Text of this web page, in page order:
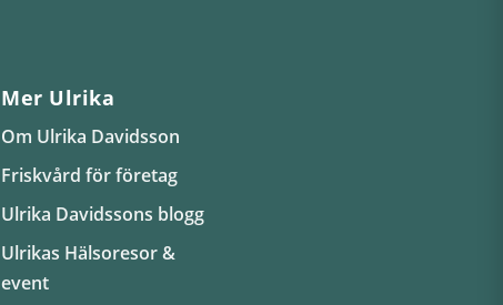
Mer Ulrika
Om Ulrika Davidsson
Friskvård för företag
Ulrika Davidssons blogg
Ulrikas Hälsoresor &
event